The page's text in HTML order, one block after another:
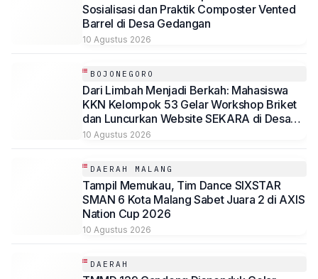
Sosialisasi dan Praktik Composter Vented
Barrel di Desa Gedangan
10 Agustus 2026
BOJONEGORO
Dari Limbah Menjadi Berkah: Mahasiswa
KKN Kelompok 53 Gelar Workshop Briket
dan Luncurkan Website SEKARA di Desa
Ngradin
10 Agustus 2026
DAERAH MALANG
Tampil Memukau, Tim Dance SIXSTAR
SMAN 6 Kota Malang Sabet Juara 2 di AXIS
Nation Cup 2026
10 Agustus 2026
DAERAH